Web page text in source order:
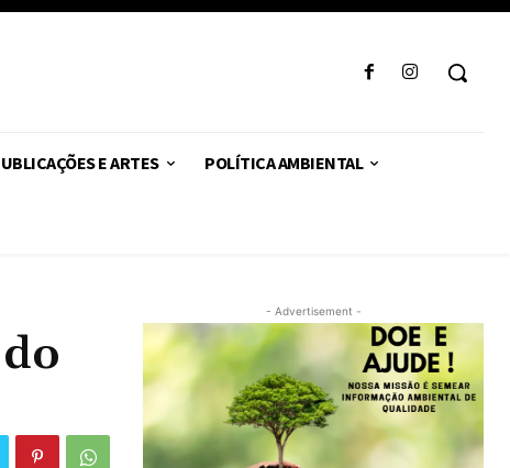
E ARTES POLÍTICA AMBIENTAL
- Advertisement -